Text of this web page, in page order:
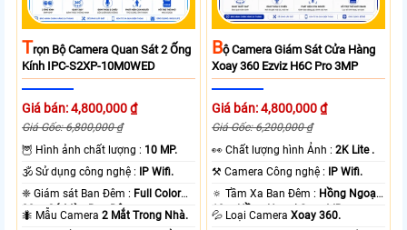
TRọn Bộ Camera Quan Sát 2 Ống
Kính IPC-S2XP-10M0WED
Giá bán: 4,800,000 ₫
Giá Gốc: 6,800,000 ₫
🦉 Hình ảnh chất lượng : 10 MP.
🕉️ Sử dụng công nghệ :
IP Wifi.
❈ Giám sát Ban Đêm : Full Color
20m Có Màu Ban Ðêm.
🐜 Mẫu Camera2 Mắt Trong Nhà.
BỘ Camera Giám Sát Cửa Hàng
Xoay 360 Ezviz H6C Pro 3MP
Giá bán: 4,800,000 ₫
Giá Gốc: 6,200,000 ₫
️👀 Chất lượng hình Ảnh :2K Lite .
⚒ Camera Công nghệ :
IP Wifi.
🔅 Tầm Xa Ban Đêm : Hồng Ngoại
10m Hồng Ngoại Smart IR.
💦 Loại CameraXoay 360.